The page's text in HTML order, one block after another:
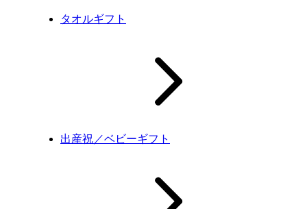
タオルギフト
出産祝／ベビーギフト